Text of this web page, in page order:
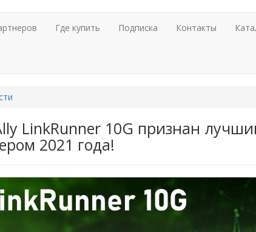
Где купить Подписка Контакты
LinkRunner 10G признан
2021 года!